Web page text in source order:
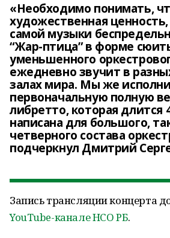
«Необходимо понимать,
художественная
самой музыки
“Жар-птица” в форме
уменьшенного
ежедневно звучит в
залах мира. Мы же
первоначальную полную
либретто, которая длится
написана для большого,
четверного состава
подчеркнул Дмитрий
Запись трансляции концерта
YouTube-канале НСО РБ.